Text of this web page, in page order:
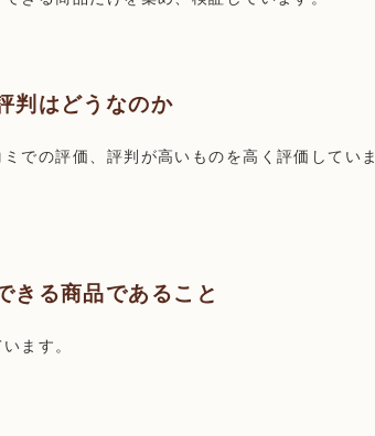
判はどうなのか
での評価、評判が高いものを高く評価していま
きる商品であること
ます。